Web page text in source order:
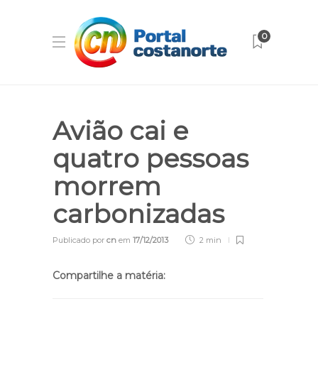
0
Avião cai e
quatro pessoas
morrem
carbonizadas
Publicado por cn em 17/12/2013 2 min
Compartilhe a matéria: